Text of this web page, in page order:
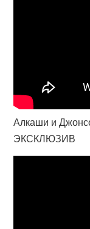
Алкаши и
ЭКСКЛЮЗИВ